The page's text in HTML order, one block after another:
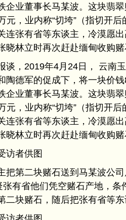
企业董事长马某波。这块翡
元，业内称“切垮”（指切开
连张有省等东谈主，冷漠愿
晓林立时再次赶赴缅甸收购
谈，2019年4月24日， 云南
陶德军的促成下，将一块价
企业董事长马某波。这块翡
元，业内称“切垮”（指切开
连张有省等东谈主，冷漠愿
晓林立时再次赶赴缅甸收购
访者供图
把第二块赌石送到马某波公
张有省他们凭空赌石产地，
二块赌石，随后把张有省等